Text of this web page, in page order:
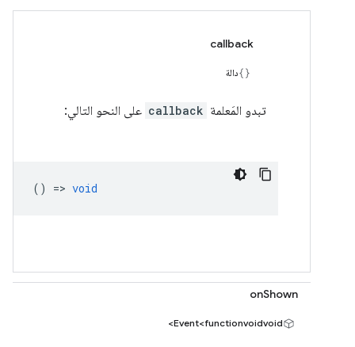
callback
دالة
تبدو المَعلمة callback على النحو التالي:
() => void
onShown
Event<functionvoidvoid>